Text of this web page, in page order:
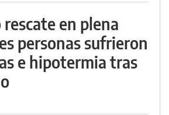
en plena
personas sufrieron
e hipotermia tras